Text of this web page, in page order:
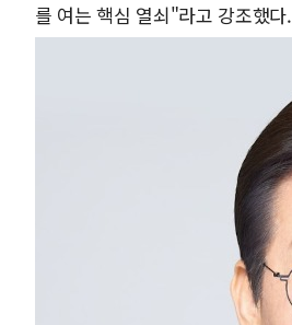
를 여는 핵심 열쇠"라고 강조했다.